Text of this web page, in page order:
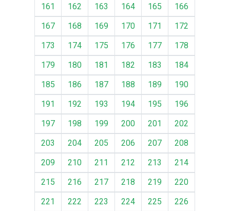
161
162 163 164 165
166
167
168 169 170 171
172
173
174 175 176 177
178
179
180 181 182 183
184
185
186 187 188 189
190
191
192 193 194 195
196
197
198 199 200 201
202
203
204 205 206 207
208
209
210 211 212 213
214
215
216 217 218 219
220
221
222 223 224 225
226